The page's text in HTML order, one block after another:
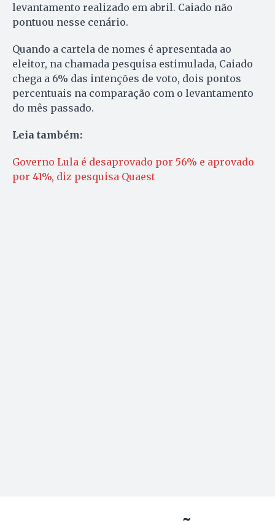
levantamento realizado em abril. Caiado não
pontuou nesse cenário.
Quando a cartela de nomes é apresentada ao
eleitor, na chamada pesquisa estimulada, Caiado
chega a 6% das intenções de voto, dois pontos
percentuais na comparação com o levantamento
do mês passado.
Leia também:
Governo Lula é desaprovado por 56% e aprovado
por 41%, diz pesquisa Quaest